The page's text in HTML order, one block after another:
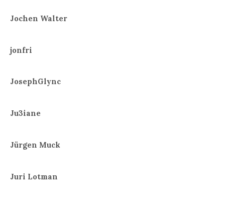
Jochen Walter
jonfri
JosephGlync
Ju3iane
Jürgen Muck
Juri Lotman